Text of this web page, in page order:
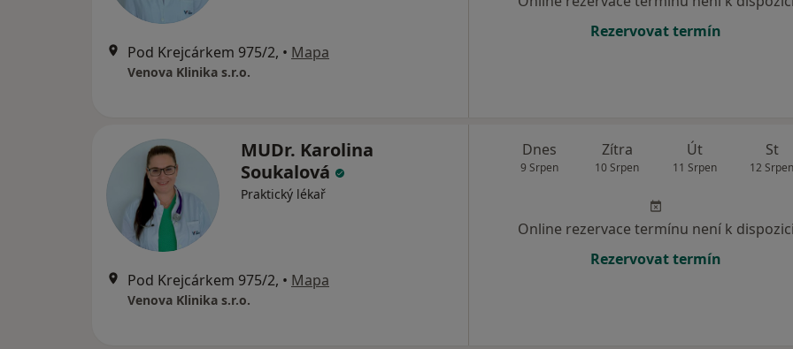
Pod Krejcárkem 975/2, • Mapa
Venova Klinika s.r.o.
Rezervovat termín
MUDr. Karolina
Soukalová
Praktický lékař
Pod Krejcárkem 975/2, • Mapa
Venova Klinika s.r.o.
Dnes
9 Srpen
Zítra
10 Srpen
Út
11 Srpen
St
12 Srpen
Online rezervace termínu není k dispozici
Rezervovat termín